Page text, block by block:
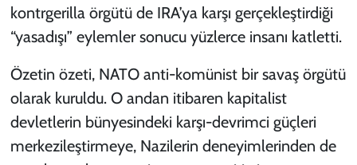
kontrgerilla örgütü de IRA’ya karşı gerçekleştirdiği
“yasadışı” eylemler sonucu yüzlerce insanı katletti.
Özetin özeti, NATO anti-komünist bir savaş örgütü
olarak kuruldu. O andan itibaren kapitalist
devletlerin bünyesindeki karşı-devrimci güçleri
merkezileştirmeye, Nazilerin deneyimlerinden de